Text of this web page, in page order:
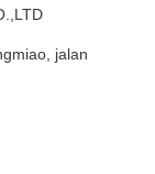
jalan